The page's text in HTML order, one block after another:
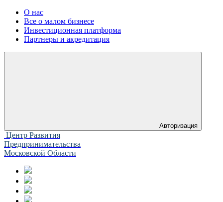
О нас
Все о малом бизнесе
Инвестиционная платформа
Партнеры и акредитация
Авторизация
Центр Развития
Предпринимательства
Московской Области